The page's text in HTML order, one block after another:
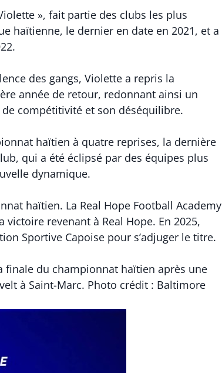
», fait partie des clubs les plus
haïtienne, le dernier en date en 2021, et a
des gangs, Violette a repris la
année de retour, redonnant ainsi un
compétitivité et son déséquilibre.
haïtien à quatre reprises, la dernière
qui a été éclipsé par des équipes plus
dynamique.
haïtien. La Real Hope Football Academy
revenant à Real Hope. En 2025,
Sportive Capoise pour s’adjuger le titre.
du championnat haïtien après une
à Saint-Marc. Photo crédit : Baltimore